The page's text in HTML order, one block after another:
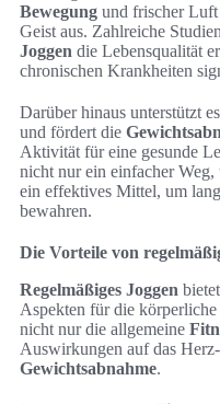
Bewegung und frischer
Geist aus. Zahlreiche
Joggen die Lebensqualität
chronischen Krankheiten
Darüber hinaus unterstützt
und fördert die
Aktivität für eine gesunde
nicht nur ein einfacher
ein effektives Mittel, um
bewahren.
Die Vorteile von
Regelmäßiges Joggen
Aspekten für die körperliche
nicht nur die allgemeine
Auswirkungen auf das
Gewichtsabnahme.